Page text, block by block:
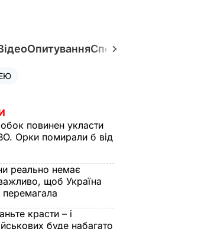
ОпитуванняСпецпроєкти
повинен укласти
Орки помирали б від
реально немає
щоб Україна
красти – і
буде набагато